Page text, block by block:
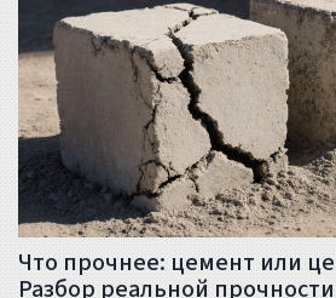
Что прочнее: цемент или
Разбор реальной